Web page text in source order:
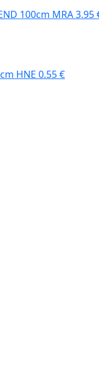
100cm MRA3.95
HNE 0.55 €